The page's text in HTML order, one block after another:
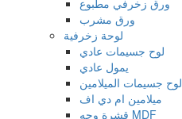
ورق زخرفي مطبوع
ورق مشرب
لوحة زخرفية
لوح جسيمات عادي
يمول عادي
لوح جسيمات الميلامين
ميلامين ام دي اف
قشرة وجه MDF